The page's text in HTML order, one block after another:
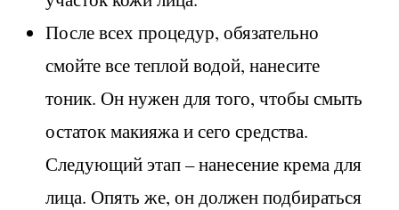
После всех процедур, обязательно
смойте все теплой водой, нанесите
тоник. Он нужен для того, чтобы смыть
остаток макияжа и сего средства.
Следующий этап – нанесение крема для
лица. Опять же, он должен подбираться